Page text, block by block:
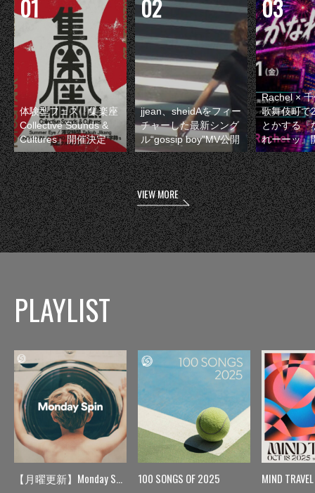
体験型フェス『集楽座
Collective Sounds &
Cultures』開催決定
jjean、sheidAをフィー
チャーした最新シング
ル“gossip boy”MV公開
Rachel ×
歌舞伎町で
とかする『
れーーッ』
VIEW MORE
PLAYLIST
【月曜更新】Monday Spin 100 SONGS OF 2025 MIND TRAVEL